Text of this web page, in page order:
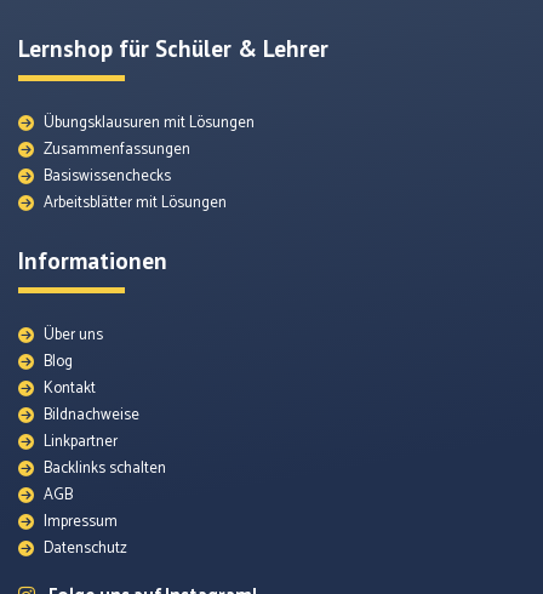
Themenunterseiten
Arbeitsblätter
Quellenmaterial
Lernshop für Schüler & Lehrer
Übungsklausuren mit Lösungen
Zusammenfassungen
Basiswissenchecks
Arbeitsblätter mit Lösungen
Informationen
Über uns
Blog
Kontakt
Bildnachweise
Linkpartner
Backlinks schalten
AGB
Impressum
Datenschutz